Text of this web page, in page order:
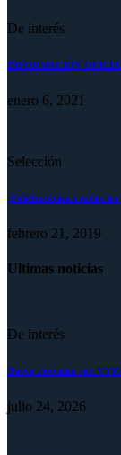
De interés
INFORMACIÓN
enero 6, 2021
Selección
¡Felicitaciones a todos
febrero 21, 2019
Ultimas noticias
De interés
Nuevo convenio con
julio 24, 2026